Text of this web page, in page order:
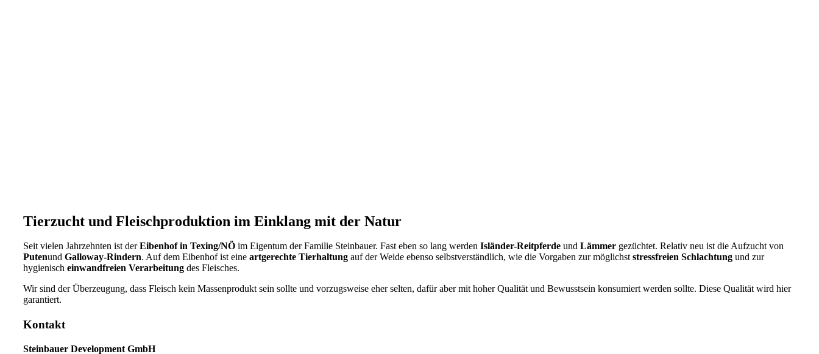
Tierzucht und Fleischproduktion im Einklang mit der Natur
Seit vielen Jahrzehnten ist derEibenhof in Texing/NÖ im Eigentum der Familie Steinbauer. Fast eben so lang werden Isländer-Reitpferde und Lämmer gezüchtet. Relativ neu ist die Aufzucht von
Putenund Galloway-Rindern. Auf dem Eibenhof ist eine artgerechte Tierhaltung auf der Weide ebenso selbstverständlich, wie die Vorgaben zur möglichst stressfreien Schlachtung und zur
hygienisch einwandfreien Verarbeitung des Fleisches.
Wir sind der Überzeugung, dass Fleisch kein Massenprodukt sein sollte und vorzugsweise eher selten, dafür aber mit hoher Qualität und Bewusstsein konsumiert werden sollte. Diese Qualität wird hier
garantiert.
Kontakt
Steinbauer Development GmbH